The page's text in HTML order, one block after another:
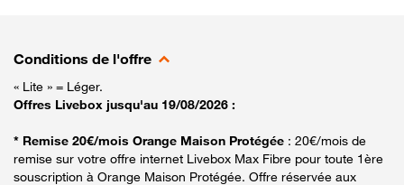
Conditions de l'offre
« Lite » = Léger.
Offres Livebox jusqu'au 19/08/2026 :
* Remise 20€/mois Orange Maison Protégée : 20€/mois de
remise sur votre offre internet Livebox Max Fibre pour toute 1ère
souscription à Orange Maison Protégée. Offre réservée aux